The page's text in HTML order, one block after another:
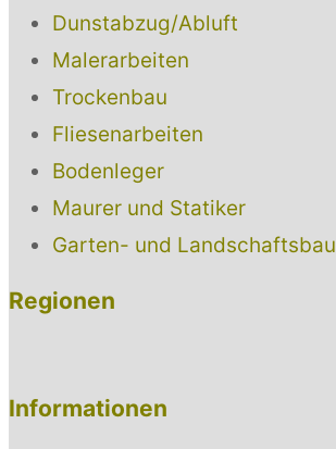
Dunstabzug/Abluft
Malerarbeiten
Trockenbau
Fliesenarbeiten
Bodenleger
Maurer und Statiker
Garten- und Landschaftsbau
Regionen
Informationen